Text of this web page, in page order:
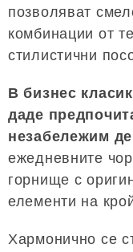
позволяват
комбинации от
стилистични
В бизнес
даде
незабележим
ежедневните
горнище с
елементи на
Хармонично се